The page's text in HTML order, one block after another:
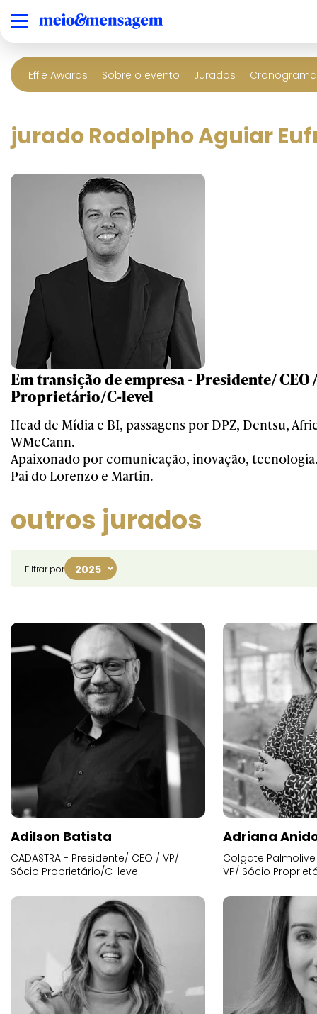
Effie Awards Sobre o evento Jurados
jurado Rodolpho Aguiar
Em transição de empresa - Presidente/ CEO
Proprietário/C-level
Head de Mídia e BI, passagens por DPZ, Dentsu,
WMcCann.
Apaixonado por comunicação, inovação,
Pai do Lorenzo e Martin.
outros jurados
Filtrar por
Adilson Batista
CADASTRA - Presidente/ CEO / VP/
Sócio Proprietário/C-level
Adriana
Colgate
VP/ Sócio